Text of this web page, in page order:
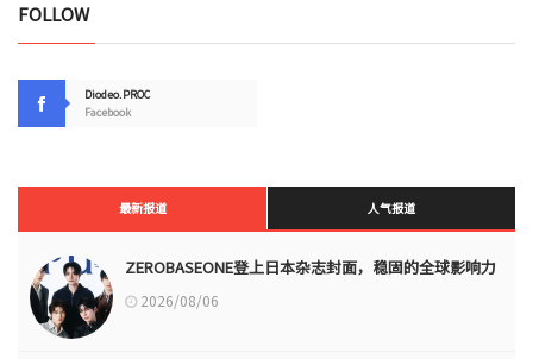
FOLLOW
Diodeo.PROC
Facebook
最新报道 人气报道
ZEROBASEONE登上日本杂志封面，稳固的全球影响力
2026/08/06